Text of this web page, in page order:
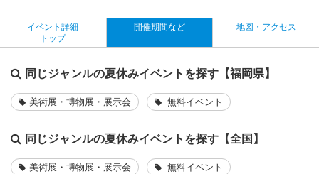
イベント詳細
トップ
開催期間など 地図・アクセス
同じジャンルの夏休みイベントを探す【福岡県】
美術展・博物展・展示会 無料イベント
同じジャンルの夏休みイベントを探す【全国】
美術展・博物展・展示会 無料イベント